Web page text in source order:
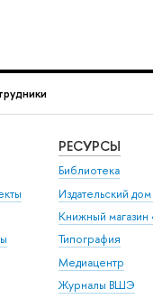
РЕСУРСЫ
Библиотека
Издательский
Книжный магазин
Типография
Медиацентр
Журналы ВШЭ